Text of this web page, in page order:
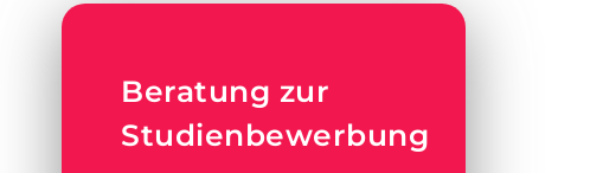
Beratung zur
Studienbewerbung